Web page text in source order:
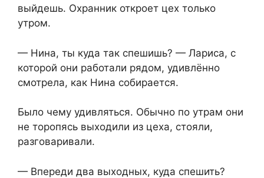
выйдешь. Охранник откроет цех только
утром.
— Нина, ты куда так спешишь? — Лариса, с
которой они работали рядом, удивлённо
смотрела, как Нина собирается.
Было чему удивляться. Обычно по утрам они
не торопясь выходили из цеха, стояли,
разговаривали.
— Впереди два выходных, куда спешить?